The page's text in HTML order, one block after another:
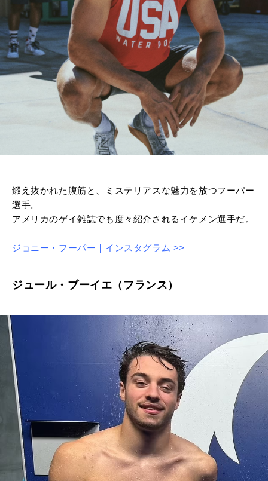
鍛え抜かれた腹筋と、ミステリアスな魅力を放つフーパー
選手。
アメリカのゲイ雑誌でも度々紹介されるイケメン選手だ。
ジョニー・フーパー｜インスタグラム >>
ジュール・ブーイエ（フランス）